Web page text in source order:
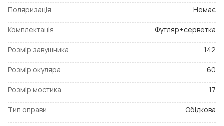
Поляризація Немає
Комплектація Футляр+серветка
Розмір завушника 142
Розмір окуляра 60
Розмір мостика 17
Тип оправи Обідкова